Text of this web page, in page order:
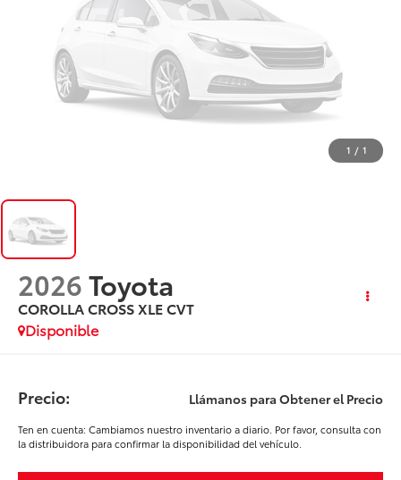
1 / 1
2026Toyota
COROLLA CROSS XLE CVT
Disponible
Precio: Llámanos para Obtener el Precio
Ten en cuenta: Cambiamos nuestro inventario a diario. Por favor, consulta con
la distribuidora para confirmar la disponibilidad del vehículo.